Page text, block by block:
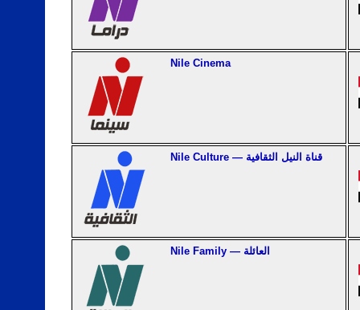
Nile Cinema
Nile Culture — قناة النيل الثقافية
Nile Family — العائلة